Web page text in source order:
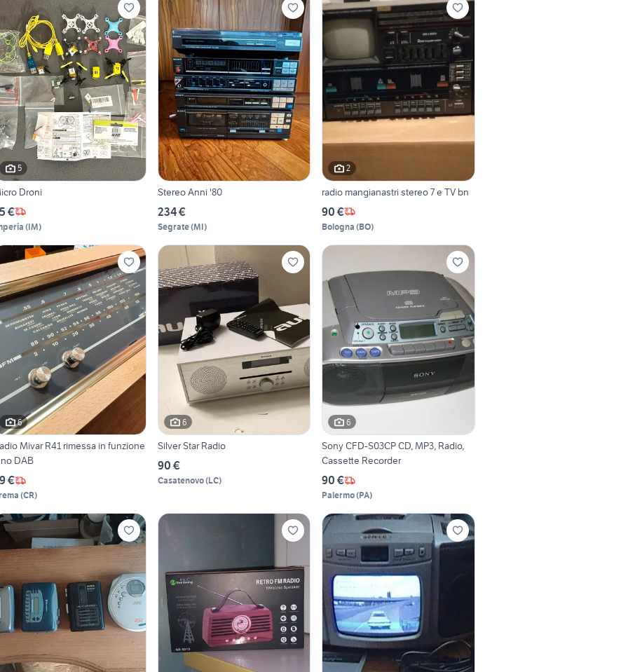
5
Droni
€
(IM)
Stereo Anni '80
234 €
Segrate(MI)
2
radio mangianastri stereo 7 e TV bn
90 €
Bologna (BO)
6
Mivar R41 rimessa in funzione
DAB
€
(CR)
6
Silver Star Radio
90 €
Casatenovo(LC)
6
Sony CFD-S03CP CD, MP3, Radio,
Cassette Recorder
90 €
Palermo(PA)